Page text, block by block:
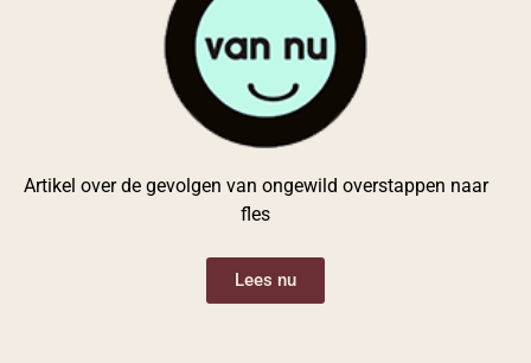
Artikel over de gevolgen van ongewild overstappen naar
fles
Lees nu